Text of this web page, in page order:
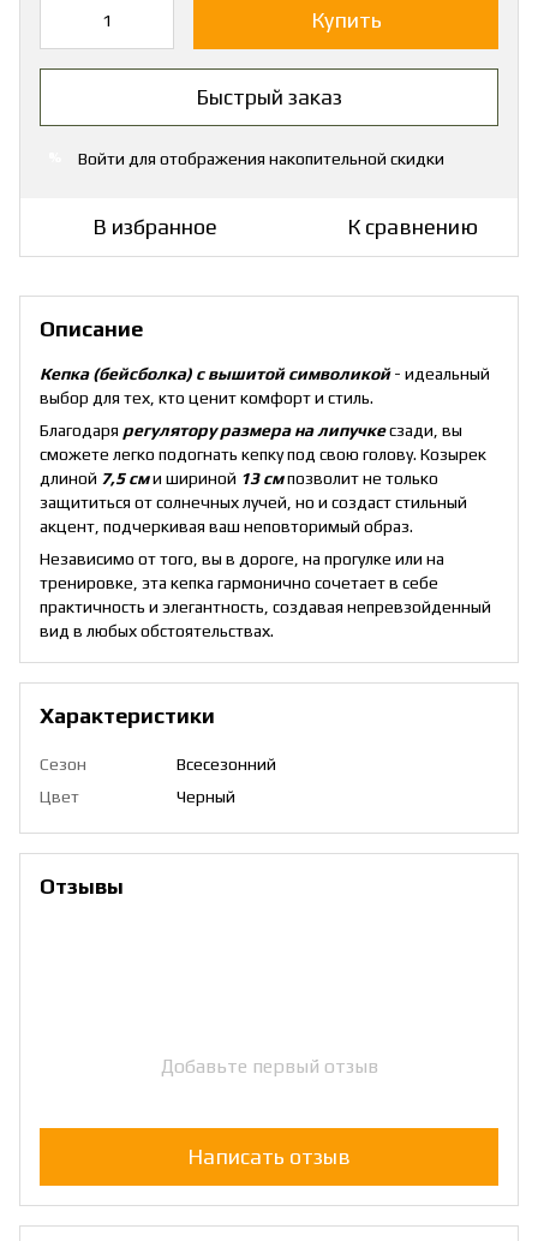
Купить
Быстрый заказ
Войти для отображения накопительной скидки
В избранное К сравнению
Описание
Кепка (бейсболка) с вышитой символикой- идеальный
выбор для тех, кто ценит комфорт и стиль.
Благодаря регулятору размера на липучкесзади, вы
сможете легко подогнать кепку под свою голову. Козырек
длиной 7,5 сми шириной 13 смпозволит не только
защититься от солнечных лучей, но и создаст стильный
акцент, подчеркивая ваш неповторимый образ.
Независимо от того, вы в дороге, на прогулке или на
тренировке, эта кепка гармонично сочетает в себе
практичность и элегантность, создавая непревзойденный
вид в любых обстоятельствах.
Характеристики
Сезон
Всесезонний
Цвет
Черный
Отзывы
Добавьте первый отзыв
Написать отзыв